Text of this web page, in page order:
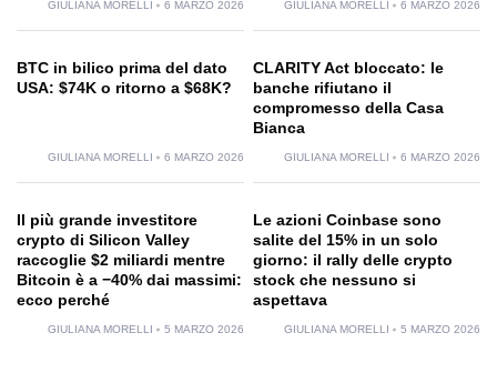
GIULIANA MORELLI 6 MARZO 2026 GIULIANA MORELLI 6 MARZO 2026
BTC in bilico prima del dato
USA: $74K o ritorno a $68K?
GIULIANA MORELLI 6 MARZO 2026
CLARITY Act bloccato: le
banche rifiutano il
compromesso della Casa
Bianca
GIULIANA MORELLI 6 MARZO 2026
Il più grande investitore
crypto di Silicon Valley
raccoglie $2 miliardi mentre
Bitcoin è a −40% dai massimi:
ecco perché
GIULIANA MORELLI 5 MARZO 2026
Le azioni Coinbase sono
salite del 15% in un solo
giorno: il rally delle crypto
stock che nessuno si
aspettava
GIULIANA MORELLI 5 MARZO 2026